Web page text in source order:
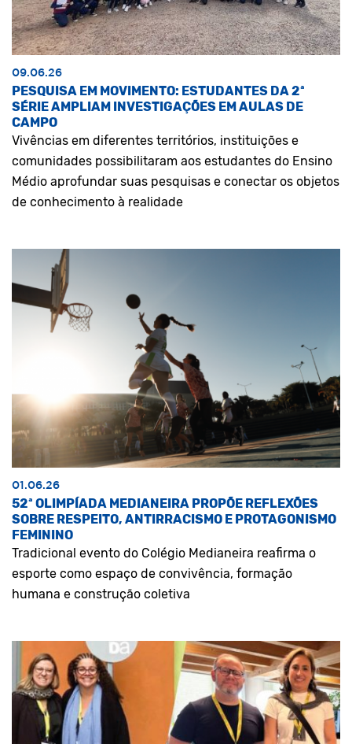
09.06.26
PESQUISA EM MOVIMENTO: ESTUDANTES DA 2ª
SÉRIE AMPLIAM INVESTIGAÇÕES EM AULAS DE
CAMPO
Vivências em diferentes territórios, instituições e
comunidades possibilitaram aos estudantes do Ensino
Médio aprofundar suas pesquisas e conectar os objetos
de conhecimento à realidade
01.06.26
52ª OLIMPÍADA MEDIANEIRA PROPÕE REFLEXÕES
SOBRE RESPEITO, ANTIRRACISMO E PROTAGONISMO
FEMININO
Tradicional evento do Colégio Medianeira reafirma o
esporte como espaço de convivência, formação
humana e construção coletiva